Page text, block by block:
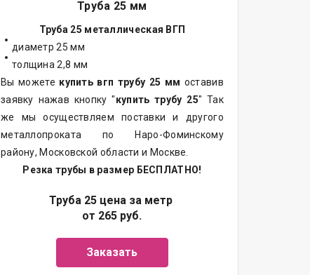
Труба 25 мм
Труба 25 металлическая ВГП
диаметр 25 мм
толщина 2,8 мм
Вы можете купить вгп трубу 25 мм оставив
заявку нажав кнопку "купить трубу 25" Так
же мы осуществляем поставки и другого
металлопроката по Наро-Фоминскому
району, Московской области и Москве.
Резка трубы в размер БЕСПЛАТНО!
Труба 25 цена за метр
от 265 руб.
Заказать